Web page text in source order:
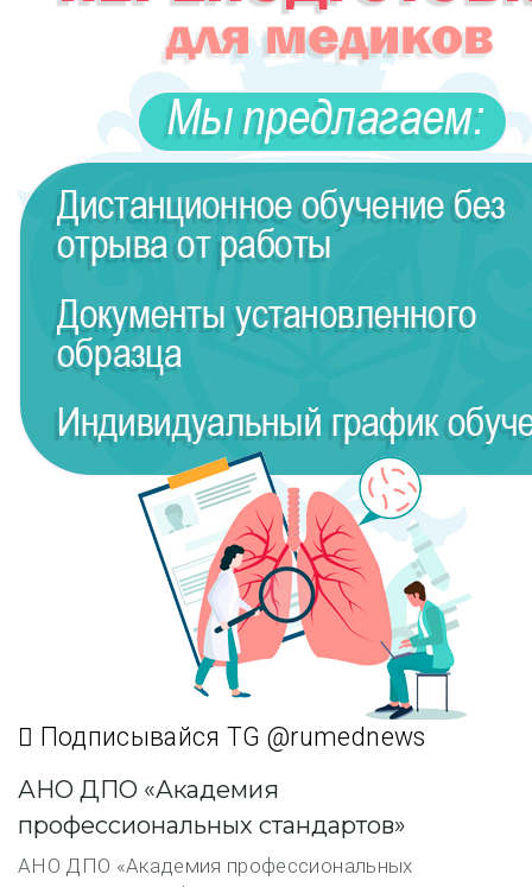
Подписывайся TG @rumednews
АНО ДПО «Академия
профессиональных стандартов»
АНО ДПО «Академия профессиональных